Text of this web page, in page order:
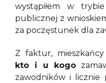
wystąpiłem w
publicznej z
za poczęstunek dla
Z faktur,
kto i u kogo
zawodników i licznie